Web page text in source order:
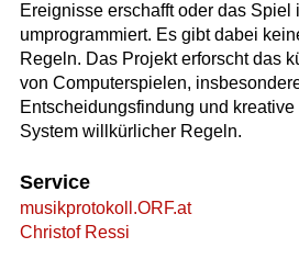
Ereignisse erschafft oder das Spiel
umprogrammiert. Es gibt dabei
Regeln. Das Projekt erforscht das
von Computerspielen,
Entscheidungsfindung und
System willkürlicher Regeln.
Service
musikprotokoll.ORF.at
Christof Ressi